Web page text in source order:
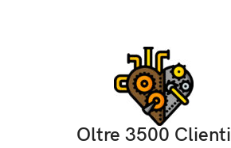
Oltre 3500 Clienti